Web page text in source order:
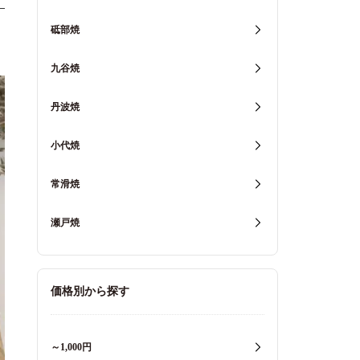
砥部焼
九谷焼
丹波焼
小代焼
常滑焼
瀬戸焼
価格別から探す
～1,000円